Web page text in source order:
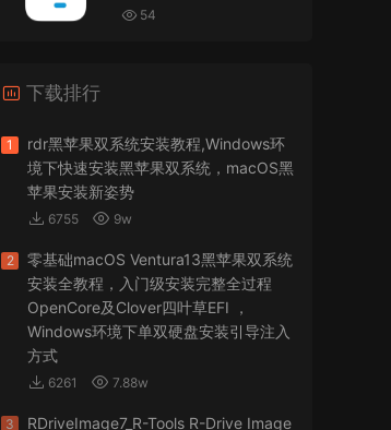
安装unlocker解锁补丁
怎么安装？
来源： PDFify for Mac v5.0 专业的PDF处理软件
imacos.top • 2026-07-19
来源： Adobe Photoshop 2026 for Mac v27.8.0
专业的图片处理软件
54
下载排行
1
rdr黑苹果双系统安装教程,Windows环
境下快速安装黑苹果双系统，macOS黑
苹果安装新姿势
6755 9w
2
零基础macOS Ventura13黑苹果双系统
安装全教程，入门级安装完整全过程
OpenCore及Clover四叶草EFI ，
Windows环境下单双硬盘安装引导注入
方式
6261 7.88w
3
RDriveImage7_R-Tools R-Drive Image